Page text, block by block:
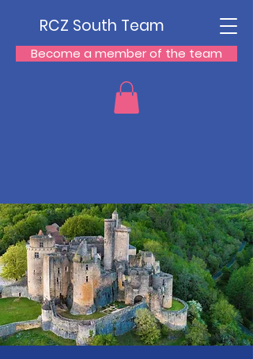
Become a member of the team
RCZ South Team